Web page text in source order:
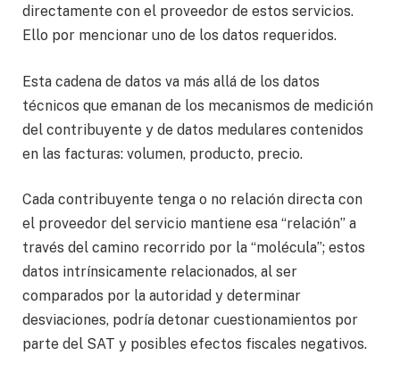
directamente con el proveedor de estos servicios.
Ello por mencionar uno de los datos requeridos.
Esta cadena de datos va más allá de los datos
técnicos que emanan de los mecanismos de medición
del contribuyente y de datos medulares contenidos
en las facturas: volumen, producto, precio.
Cada contribuyente tenga o no relación directa con
el proveedor del servicio mantiene esa “relación” a
través del camino recorrido por la “molécula”; estos
datos intrínsicamente relacionados, al ser
comparados por la autoridad y determinar
desviaciones, podría detonar cuestionamientos por
parte del SAT y posibles efectos fiscales negativos.